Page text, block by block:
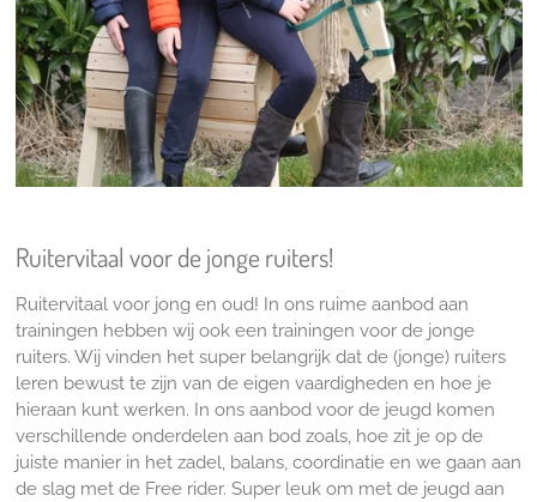
Ruitervitaal voor de jonge ruiters!
Ruitervitaal voor jong en oud! In ons ruime aanbod aan
trainingen hebben wij ook een trainingen voor de jonge
ruiters. Wij vinden het super belangrijk dat de (jonge) ruiters
leren bewust te zijn van de eigen vaardigheden en hoe je
hieraan kunt werken. In ons aanbod voor de jeugd komen
verschillende onderdelen aan bod zoals, hoe zit je op de
juiste manier in het zadel, balans, coordinatie en we gaan aan
de slag met de Free rider. Super leuk om met de jeugd aan